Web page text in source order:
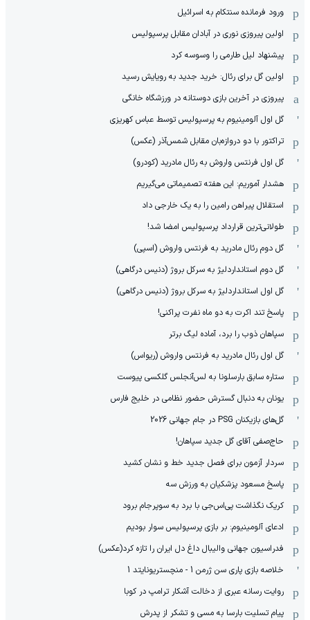
ورود فرمانده سنتکام به اسرائیل
اولین پیروزی نوری در آبادان مقابل پرسپولیس
پیشنهاد لیل طارمی را وسوسه کرد
اولین گل برای رئال: خرید جدید به رویایش رسید
پیروزی در آخرین بازی دوستانه در ورزشگاه خانگی
گل اول آلومینیوم به پرسپولیس توسط عباس کهریزی
تراکتور با دو دروازه‌بان مقابل شمس‌آذر (عکس)
گل اول فرنتس واروش به رئال مادرید (کودرو)
هشدار آموریم: این هفته تصمیماتی می‌گیریم
استقلال پیراهن رامین را به یک خارجی داد
طولانی‌ترین قرارداد پرسپولیس امضا شد!
گل دوم رئال مادرید به فرنتس واروش (اسپی)
گل دوم استانداردلیژ به سرکل بروژ (دنیس درگاهی)
گل اول استانداردلیژ به سرکل بروژ (دنیس درگاهی)
پاسخ تند اکرت به دو ماه نفرت پراکنی!
سپاهان ذوب را برد، آماده لیگ برتر
گل اول رئال مادرید به فرنتس واروش (ریواس)
ستاره سابق بارسلونا به لس‌آنجلس گلکسی پیوست
یونان به دنبال گسترش حضور نظامی در خلیج فارس
گل‌های بازیکنان PSG در جام جهانی 2026
حاج‌صفی آقای گل جدید سپاهان!
سردار آزمون برای فصل جدید خط و نشان کشید
پاسخ مسعود پزشکیان به ورزش سه
کریک نگذاشت پی‌اس‌جی با برد به سوپرجام برود
ادعای آلومینیوم: بر بازی پرسپولیس سوار بودیم
فدراسیون جهانی والیبال داغ دل ایران را تازه کرد(عکس)
خلاصه بازی پاری سن ژرمن 1 - منچستریونایتد 1
روایت رسانه عبری از دخالت آشکار ترامپ در کوبا
پیام تسلیت بارسا به مسی و تشکر از پدرش